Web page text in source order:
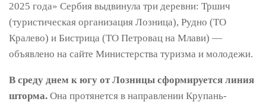
2025 года» Сербия выдвинула три деревни: Тршич
(туристическая организация Лозница), Рудно (ТО
Кралево) и Бистрица (ТО Петровац на Млави) —
объявлено на сайте Министерства туризма и молодежи.
В среду днем к югу от Лозницы сформируется линия
шторма. Она протянется в направлении Крупань-